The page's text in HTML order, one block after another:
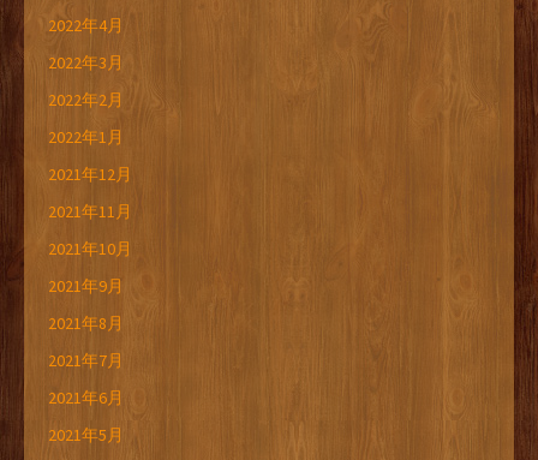
2022年4月
2022年3月
2022年2月
2022年1月
2021年12月
2021年11月
2021年10月
2021年9月
2021年8月
2021年7月
2021年6月
2021年5月